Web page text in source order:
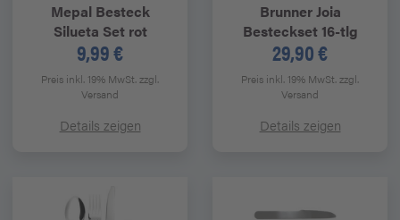
Mepal Besteck
Silueta Set rot
9,99 €
Preis inkl. 19% MwSt.zzgl.
Versand
Details zeigen
BrunnerJoia
Besteckset 16-tlg
29,90 €
Preis inkl. 19% MwSt.zzgl.
Versand
Details zeigen